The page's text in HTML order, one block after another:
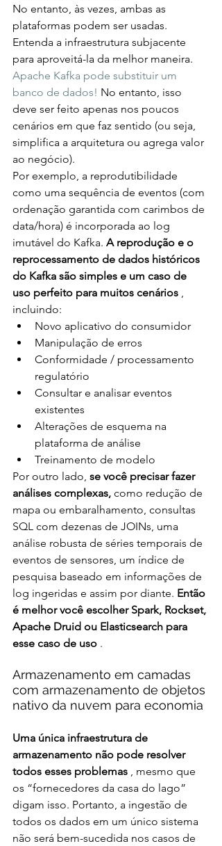
No entanto, às vezes, ambas as
plataformas podem ser usadas.
Entenda a infraestrutura subjacente
para aproveitá-la da melhor maneira.
Apache Kafka pode substituir um
banco de dados! No entanto, isso
deve ser feito apenas nos poucos
cenários em que faz sentido (ou seja,
simplifica a arquitetura ou agrega valor
ao negócio).
Por exemplo, a reprodutibilidade
como uma sequência de eventos (com
ordenação garantida com carimbos de
data/hora) é incorporada ao log
imutável do Kafka. A reprodução e o
reprocessamento de dados históricos
do Kafka são simples e um caso de
uso perfeito para muitos cenários ,
incluindo:
Novo aplicativo do consumidor
Manipulação de erros
Conformidade / processamento
regulatório
Consultar e analisar eventos
existentes
Alterações de esquema na
plataforma de análise
Treinamento de modelo
Por outro lado, se você precisar fazer
análises complexas, como redução de
mapa ou embaralhamento, consultas
SQL com dezenas de JOINs, uma
análise robusta de séries temporais de
eventos de sensores, um índice de
pesquisa baseado em informações de
log ingeridas e assim por diante. Então
é melhor você escolher Spark, Rockset,
Apache Druid ou Elasticsearch para
esse caso de uso .
Armazenamento em camadas
com armazenamento de objetos
nativo da nuvem para economia
Uma única infraestrutura de
armazenamento não pode resolver
todos esses problemas , mesmo que
os “fornecedores da casa do lago”
digam isso. Portanto, a ingestão de
todos os dados em um único sistema
não será bem-sucedida nos casos de